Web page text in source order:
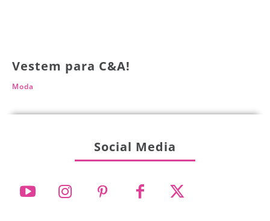
Vestem para C&A!
Moda
Social Media